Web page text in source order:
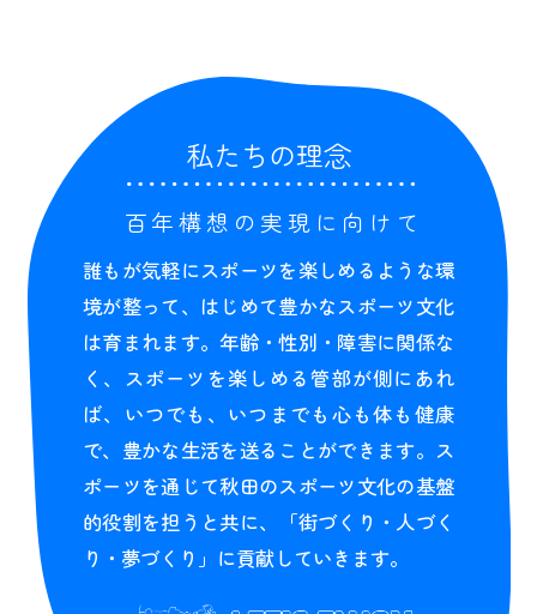
私たちの理念
百年構想の実現に向けて
誰もが気軽にスポーツを楽しめるような環
境が整って、はじめて豊かなスポーツ文化
は育まれます。年齢・性別・障害に関係な
く、スポーツを楽しめる管部が側にあれ
ば、いつでも、いつまでも心も体も健康
で、豊かな生活を送ることができます。ス
ポーツを通じて秋田のスポーツ文化の基盤
的役割を担うと共に、「街づくり・人づく
り・夢づくり」に貢献していきます。